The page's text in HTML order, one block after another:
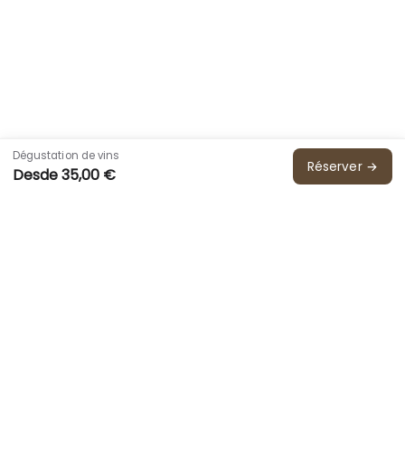
Dégustation de vins
Desde 35,00 € Réserver →